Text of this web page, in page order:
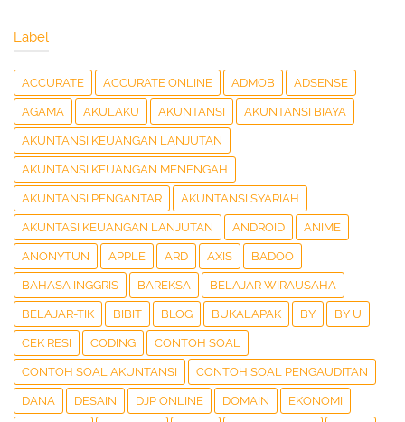
Label
ACCURATE ACCURATE ONLINE ADMOB ADSENSE
AGAMA AKULAKU AKUNTANSI AKUNTANSI BIAYA
AKUNTANSI KEUANGAN LANJUTAN
AKUNTANSI KEUANGAN MENENGAH
AKUNTANSI PENGANTAR AKUNTANSI SYARIAH
AKUNTASI KEUANGAN LANJUTAN ANDROID ANIME
ANONYTUN APPLE ARD AXIS BADOO
BAHASA INGGRIS BAREKSA BELAJAR WIRAUSAHA
BELAJAR-TIK BIBIT BLOG BUKALAPAK BY BY U
CEK RESI CODING CONTOH SOAL
CONTOH SOAL AKUNTANSI CONTOH SOAL PENGAUDITAN
DANA DESAIN DJP ONLINE DOMAIN EKONOMI